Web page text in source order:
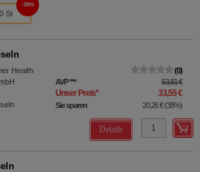
St
36%
Health
0
AVP*** 53,81 €
Unser Preis* 33,55 €
Sie sparen 20,26 €(38%)
Details